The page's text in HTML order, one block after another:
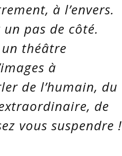
à l’envers.
pas de côté.
théâtre
à
de l’humain, du
de
vous suspendre !